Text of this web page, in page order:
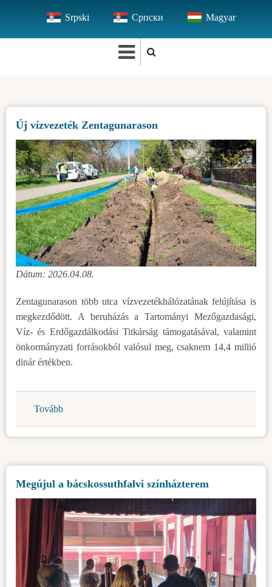
tartalomra
Srpski Српски Magyar
Új vízvezeték Zentagunarason
Dátum: 2026.04.08.
Zentagunarason több utca vízvezetékhálózatának felújítása is
megkezdődött. A beruházás a Tartományi Mezőgazdasági,
Víz- és Erdőgazdálkodási Titkárság támogatásával, valamint
önkormányzati forrásokból valósul meg, csaknem 14,4 millió
dinár értékben.
Tovább
vízvezeték
Zentagunarason)
Megújul a bácskossuthfalvi színházterem